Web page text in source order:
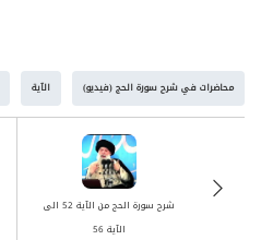
محاضرات في شرح سورة الحج (فيديو) الآية
شرح سورة الحج من الآية 52 الى
الآية 56